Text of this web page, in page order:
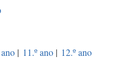
| 11.º ano | 12.º ano